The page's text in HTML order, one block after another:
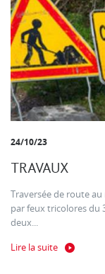
24/10/23
TRAVAUX
Traversée de route
par feux tricolores du
deux...
Lire la suite